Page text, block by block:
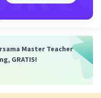
Master Teacher
GRATIS!